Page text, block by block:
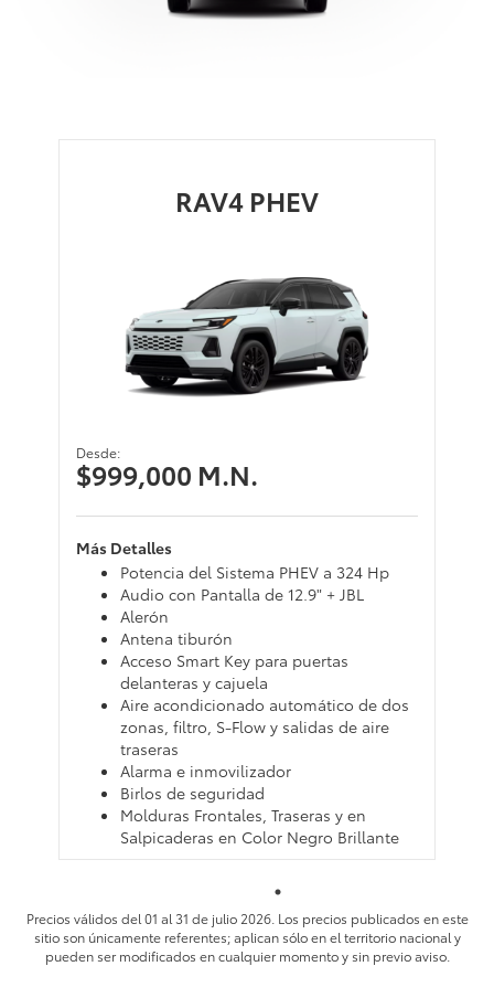
agrandar
RAV4 PHEV
Desde:
$999,000 M.N.
Más Detalles
Potencia del Sistema PHEV a 324 Hp
Audio con Pantalla de 12.9" + JBL
Alerón
Antena tiburón
Acceso Smart Key para puertas
delanteras y cajuela
Aire acondicionado automático de dos
zonas, filtro, S-Flow y salidas de aire
traseras
Alarma e inmovilizador
Birlos de seguridad
Molduras Frontales, Traseras y en
Salpicaderas en Color Negro Brillante
Precios válidos del 01 al 31 de julio 2026. Los precios publicados en este
sitio son únicamente referentes; aplican sólo en el territorio nacional y
pueden ser modificados en cualquier momento y sin previo aviso.